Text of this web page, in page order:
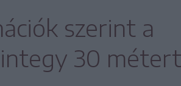
szerint a
30